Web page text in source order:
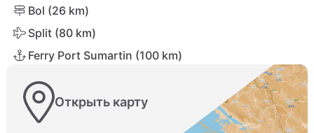
Bol (26 km)
Split (80 km)
Ferry Port Sumartin (100 km)
Открыть карту